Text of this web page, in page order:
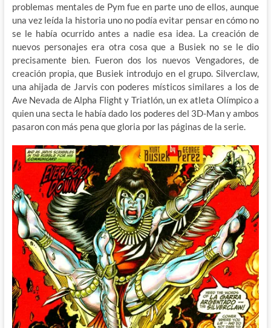
problemas mentales de Pym fue en parte uno de ellos, aunque
una vez leída la historia uno no podía evitar pensar en cómo no
se le había ocurrido antes a nadie esa idea. La creación de
nuevos personajes era otra cosa que a Busiek no se le dio
precisamente bien. Fueron dos los nuevos Vengadores, de
creación propia, que Busiek introdujo en el grupo. Silverclaw,
una ahijada de Jarvis con poderes místicos similares a los de
Ave Nevada de Alpha Flight y Triatlón, un ex atleta Olímpico a
quien una secta le había dado los poderes del 3D-Man y ambos
pasaron con más pena que gloria por las páginas de la serie.